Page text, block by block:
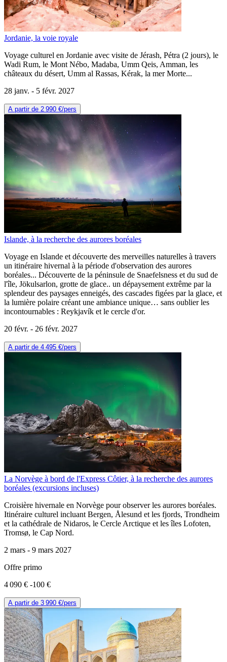
Jordanie, la voie royale
Voyage culturel en Jordanie avec visite de Jérash, Pétra (2 jours), le
Wadi Rum, le Mont Nébo, Madaba, Umm Qeis, Amman, les
châteaux du désert, Umm al Rassas, Kérak, la mer Morte...
28 janv. - 5 févr. 2027
A partir de 2 990 €/pers
Islande, à la recherche des aurores boréales
Voyage en Islande et découverte des merveilles naturelles à travers
un itinéraire hivernal à la période d'observation des aurores
boréales... Découverte de la péninsule de Snaefelsness et du sud de
l'île, Jökulsarlon, grotte de glace.. un dépaysement extrême par la
splendeur des paysages enneigés, des cascades figées par la glace, et
la lumière polaire créant une ambiance unique… sans oublier les
incontournables : Reykjavík et le cercle d'or.
20 févr. - 26 févr. 2027
A partir de 4 495 €/pers
La Norvège à bord de l'Express Côtier, à la recherche des aurores
boréales (excursions incluses)
Croisière hivernale en Norvège pour observer les aurores boréales.
Itinéraire culturel incluant Bergen, Ålesund et les fjords, Trondheim
et la cathédrale de Nidaros, le Cercle Arctique et les îles Lofoten,
Tromsø, le Cap Nord.
2 mars - 9 mars 2027
Offre primo
4 090 € -100 €
A partir de 3 990 €/pers